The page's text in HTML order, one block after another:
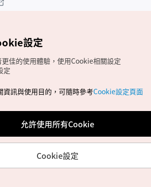
觀光公社版權所有
議，歡迎來信至官方信箱
設定
佳的使用體驗，使用Cookie相關設定
定
訊與使用目的，可隨時參考Cookie設定頁面
允許使用所有Cookie
Cookie設定